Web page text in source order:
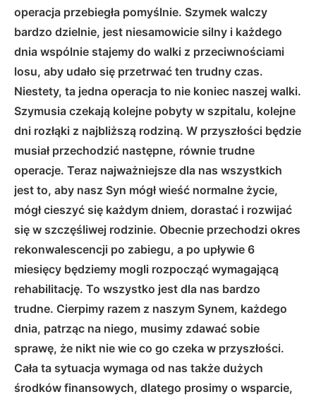
operacja przebiegła pomyślnie. Szymek walczy
bardzo dzielnie, jest niesamowicie silny i każdego
dnia wspólnie stajemy do walki z przeciwnościami
losu, aby udało się przetrwać ten trudny czas.
Niestety, ta jedna operacja to nie koniec naszej walki.
Szymusia czekają kolejne pobyty w szpitalu, kolejne
dni rozłąki z najbliższą rodziną. W przyszłości będzie
musiał przechodzić następne, równie trudne
operacje. Teraz najważniejsze dla nas wszystkich
jest to, aby nasz Syn mógł wieść normalne życie,
mógł cieszyć się każdym dniem, dorastać i rozwijać
się w szczęśliwej rodzinie. Obecnie przechodzi okres
rekonwalescencji po zabiegu, a po upływie 6
miesięcy będziemy mogli rozpocząć wymagającą
rehabilitację. To wszystko jest dla nas bardzo
trudne. Cierpimy razem z naszym Synem, każdego
dnia, patrząc na niego, musimy zdawać sobie
sprawę, że nikt nie wie co go czeka w przyszłości.
Cała ta sytuacja wymaga od nas także dużych
środków finansowych, dlatego prosimy o wsparcie,